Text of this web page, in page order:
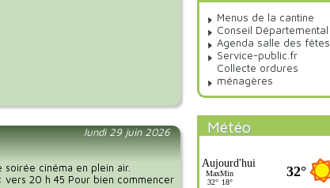
lundi 29 juin 2026
cinéma en plein air.
20 h 45 Pour bien commencer
Menus de la cantine
Conseil Départemental
Agenda salle des fêtes
Service-public.fr
Collecte ordures
ménagères
Météo